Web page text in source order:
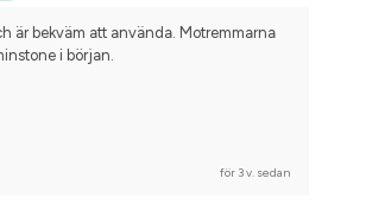
är bekväm att använda. Motremmarna
i början.
för 3 v. sedan